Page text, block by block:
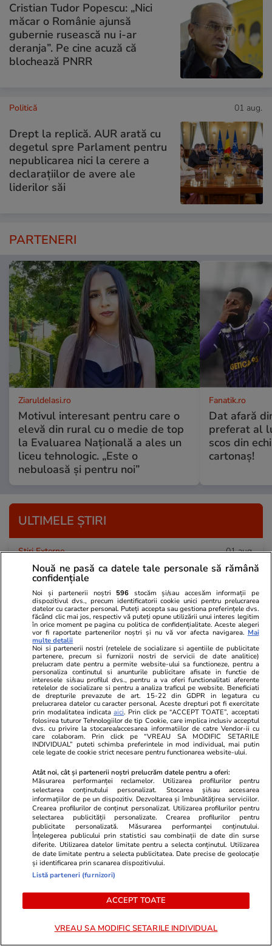
Cristian Tudor Popescu: „Nici
măcar o Românie ajunsă
gubernie rusească nu i-ar
deranja”. Pe cine acuză că
blochează PNRR
Politică 01 aug.
Drept la replică. AUR arată cu
degetul spre Parlament pentru
nepublicarea nici la cerere a
declarațiilor de avere ale
liderilor săi
PARTENERI
ZiaruldeIasi.ro
Motivul interesant pentru care o
elevă din rural cu o medie de top
la Evaluarea Națională a ales un
liceu tehnologic. „Este o
nebuloasă și pentru noi”
Fanatik.ro
Dat afară
preferat al
scos din
cartonaş!
ULTIMELE ȘTIRI
Știri Externe 01 aug.
Noul Comintern. Cum recrutează Kremlinul
„socialiști” din SUA și din Marea Britanie
pentru manifestații anti-NATO, acte de sabotaj
și război
Lifestyle 01 aug.
Faimoșii adidași „murdari” care costă o avere
ajung în România: primul magazin se deschide
în București și caută angajați
Fotbal 01 aug.
în etapa a treia din Superligă. Deschidere de
scor în secunda 41
Muzică și Filme 01 aug.
Clint Eastwood, critic dur la adresa
Hollywood-ului modern: „Trăim într-o
Citește mai multe
Nouă ne pasă ca datele tale personale să rămână
confidențiale
Noi și partenerii noștri 596 stocăm și/sau accesăm informații pe
dispozitivul dvs., precum identificatorii cookie unici pentru prelucrarea
datelor cu caracter personal. Puteți accepta sau gestiona preferințele dvs.
făcând clic mai jos, respectiv vă puteți opune utilizării unui interes legitim
în orice moment pe pagina cu politica de confidențialitate. Aceste alegeri
vor fi raportate partenerilor noștri și nu vă vor afecta navigarea. Mai
multe detalii
Noi si partenerii nostri (retelele de socializare si agentiile de publicitate
partenere, precum si furnizorii nostri de servicii de date analitice)
prelucram date pentru a permite website-ului sa functioneze, pentru a
personaliza continutul si anunturile publicitare afisate in functie de
interesele si/sau profilul dvs., pentru a va oferi functionalitati aferente
retelelor de socializare si pentru a analiza traficul pe website. Beneficiati
de drepturile prevazute de art. 15-22 din GDPR in legatura cu
prelucrarea datelor cu caracter personal. Aceste drepturi pot fi exercitate
prin modalitatea indicataaici. Prin click pe “ACCEPT TOATE”, acceptati
folosirea tuturor Tehnologiilor de tip Cookie, care implica inclusiv acceptul
dvs. cu privire la stocarea/accesarea informatiilor de catre Vendor-ii cu
care colaboram. Prin click pe “VREAU SA MODIFIC SETARILE
INDIVIDUAL” puteti schimba preferintele in mod individual, mai putin
cele legate de cookie strict necesare pentru functionarea website-ului.
Atât noi, cât și partenerii noștri prelucrăm datele pentru a oferi:
Măsurarea performanței reclamelor. Utilizarea profilurilor pentru
selectarea conținutului personalizat. Stocarea și/sau accesarea
informațiilor de pe un dispozitiv. Dezvoltarea și îmbunătățirea serviciilor.
Crearea profilurilor de conținut personalizat. Utilizarea profilurilor pentru
selectarea publicității personalizate. Crearea profilurilor pentru
publicitate personalizată. Măsurarea performanței conținutului.
Înțelegerea publicului prin statistici sau combinații de date din surse
diferite. Utilizarea datelor limitate pentru a selecta conținutul. Utilizarea
de date limitate pentru a selecta publicitatea. Date precise de geolocație
și identificarea prin scanarea dispozitivului.
Listă parteneri (furnizori)
ACCEPT TOATE
VREAU SA MODIFIC SETARILE INDIVIDUAL